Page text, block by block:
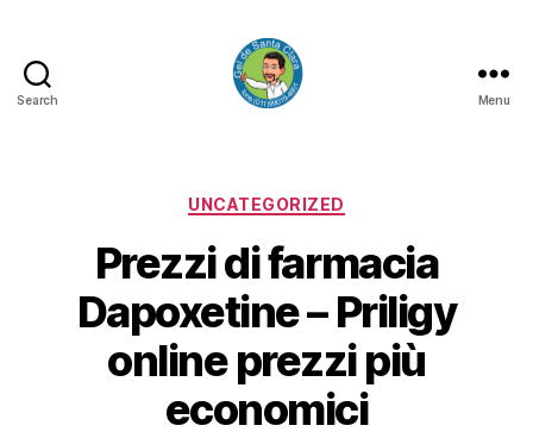
Search
CLARA
Menu
Categorias
UNCATEGORIZED
Prezzi di farmacia
Dapoxetine – Priligy
online prezzi più
economici